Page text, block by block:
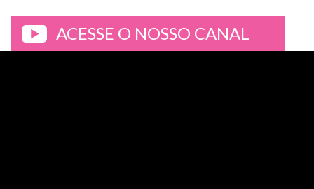
ACESSE O NOSSO CANAL